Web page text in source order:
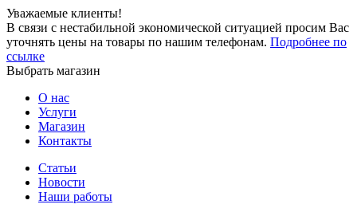
Уважаемые клиенты!
В связи с нестабильной экономической ситуацией просим Вас
уточнять цены на товары по нашим телефонам. Подробнее по
ссылке
Выбрать магазин
О нас
Услуги
Магазин
Контакты
Статьи
Новости
Наши работы